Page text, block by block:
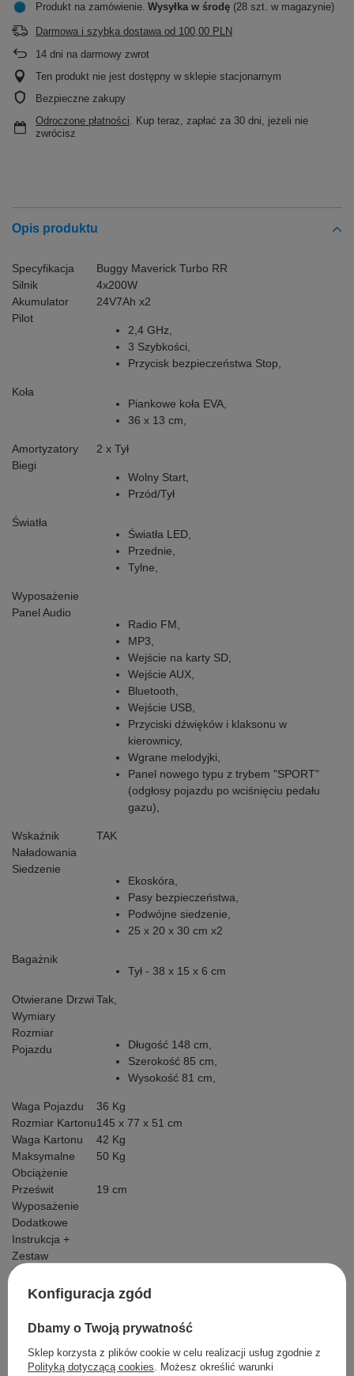
Produkt na zamówienie Wysyłka w środę (28 szt. w magazynie)
Darmowa i szybka dostawa od 100,00 PLN
14 dni na darmowy zwrot
Ten produkt nie jest dostępny w sklepie stacjonarnym
Bezpieczne zakupy
Odroczone płatności. Kup teraz, zapłać za 30 dni, jeżeli nie
zwrócisz
Opis produktu
Specyfikacja
Buggy Maverick Turbo RR
Silnik
4x200W
Akumulator
24V7Ah x2
Pilot
2,4 GHz,
3 Szybkości,
Przycisk bezpieczeństwa Stop,
Koła
Piankowe koła EVA,
36 x 13 cm,
Amortyzatory
2 x Tył
Biegi
Wolny Start,
Przód/Tył
Światła
Światła LED,
Przednie,
Tylne,
Wyposażenie
Panel Audio
Radio FM,
MP3,
Wejście na karty SD,
Wejście AUX,
Bluetooth,
Wejście USB,
Przyciski dźwięków i klaksonu w
kierownicy,
Wgrane melodyjki,
Panel nowego typu z trybem "SPORT"
(odgłosy pojazdu po wciśnięciu pedału
gazu),
Wskaźnik
Naładowania
TAK
Siedzenie
Ekoskóra,
Pasy bezpieczeństwa,
Podwójne siedzenie,
25 x 20 x 30 cm x2
Bagażnik
Tył - 38 x 15 x 6 cm
Otwierane Drzwi Tak,
Wymiary
Rozmiar
Pojazdu
Długość 148 cm,
Szerokość 85 cm,
Wysokość 81 cm,
Waga Pojazdu
36 Kg
Rozmiar Kartonu145 x 77 x 51 cm
Waga Kartonu
42 Kg
Maksymalne
Obciążenie
50 Kg
Prześwit
19 cm
Wyposażenie
Dodatkowe
Instrukcja +
Zestaw
Montażowy
Ładowarka -
Kabel MiniJack
Konfiguracja zgód
Dbamy o Twoją prywatność
Sklep korzysta z plików cookie w celu realizacji usług zgodnie z
Polityką dotyczącą cookies. Możesz określić warunki